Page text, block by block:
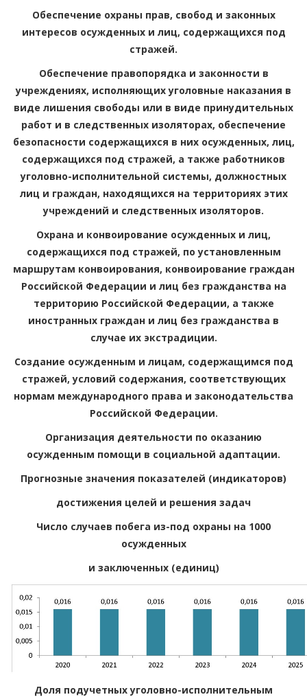
Обеспечение охраны прав, свобод и законных
интересов осужденных и лиц, содержащихся под
стражей.
Обеспечение правопорядка и законности в
учреждениях, исполняющих уголовные наказания в
виде лишения свободы или в виде принудительных
работ и в следственных изоляторах, обеспечение
безопасности содержащихся в них осужденных, лиц,
содержащихся под стражей, а также работников
уголовно-исполнительной системы, должностных
лиц и граждан, находящихся на территориях этих
учреждений и следственных изоляторов.
Охрана и конвоирование осужденных и лиц,
содержащихся под стражей, по установленным
маршрутам конвоирования, конвоирование граждан
Российской Федерации и лиц без гражданства на
территорию Российской Федерации, а также
иностранных граждан и лиц без гражданства в
случае их экстрадиции.
Создание осужденным и лицам, содержащимся под
стражей, условий содержания, соответствующих
нормам международного права и законодательства
Российской Федерации.
Организация деятельности по оказанию
осужденным помощи в социальной адаптации.
Прогнозные значения показателей (индикаторов)
достижения целей и решения задач
Число случаев побега из-под охраны на 1000
осужденных
и заключенных (единиц)
Доля подучетных уголовно-исполнительным